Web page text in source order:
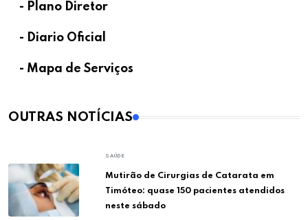
- Plano Diretor
- Diario Oficial
- Mapa de Serviços
OUTRAS NOTÍCIAS
SAÚDE
Mutirão de Cirurgias de Catarata em
Timóteo: quase 150 pacientes atendidos
neste sábado